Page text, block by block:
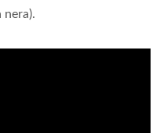
nera).